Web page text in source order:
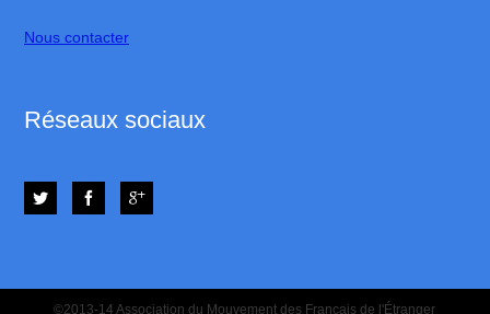
Nous contacter
Réseaux sociaux
©2013-14 Association du Mouvement des Français de l'Étranger